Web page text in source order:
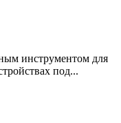
инструментом для
под...